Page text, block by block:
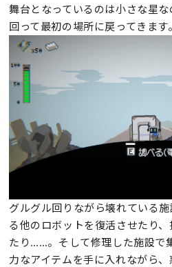
舞台となっているのは小さな星
回って最初の場所に戻ってきます。
グルグル回りながら壊れている
る他のロボットを復活させたり
たり……。そして修理した施設で
力なアイテムを手に入れながら、